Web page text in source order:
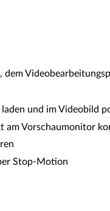
und im Videobild
am Vorschaumonitor
Stop-Motion